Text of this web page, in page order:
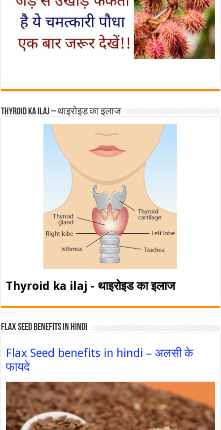
Thyroid ka ilaj – थाइरोइड का इलाज
Thyroid ka ilaj - थाइरोइड का इलाज
Flax Seed Benefits in hindi
Flax Seed benefits in hindi – अलसी के
फायदे